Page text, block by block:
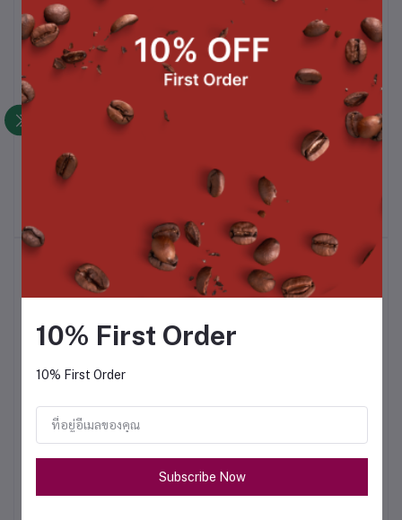
ขนมปังหิมะออกไกโด (แช่
ชิฟฟ่อนเค้กสอดไส้ครีม
มะพร้าว รวมรส 8 ชิ้น (แช่
เย็น)
฿100.00
สินค้าขายดี
เค้กเบาหวิวรสฝอยทอง 110 กรัม (ไม่แช่เย็น)
10% First Order
10% First Order
Subscribe Now